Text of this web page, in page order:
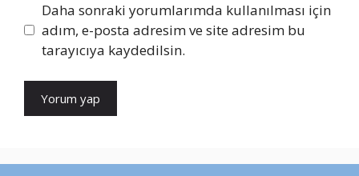
Daha sonraki yorumlarımda kullanılması için
adım, e-posta adresim ve site adresim bu
tarayıcıya kaydedilsin.